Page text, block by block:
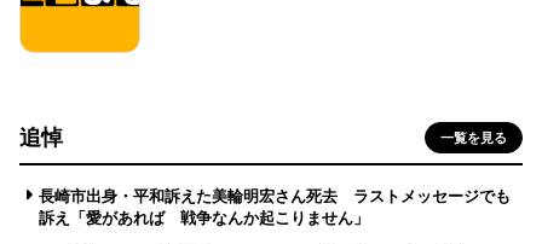
追悼 一覧を見る
長崎市出身・平和訴えた美輪明宏さん死去 ラストメッセージでも
訴え「愛があれば 戦争なんか起こりません」